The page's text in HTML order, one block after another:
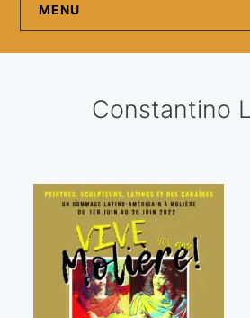
MENU
Artistas
Visitas a los ateliers o talleres de
Qué dicen de nosotros?
Aviso legal
Constantino